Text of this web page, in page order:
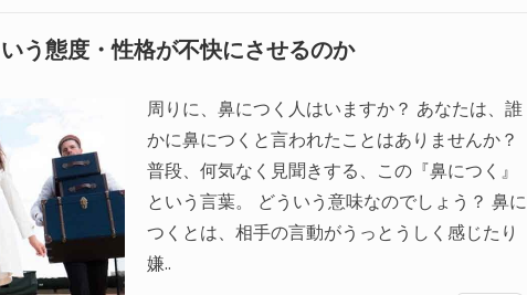
う態度・性格が不快にさせるのか
周りに、鼻につく人はいますか？ あなたは、誰
かに鼻につくと言われたことはありませんか？
普段、何気なく見聞きする、この『鼻につく』
という言葉。 どういう意味なのでしょう？ 鼻に
つくとは、相手の言動がうっとうしく感じたり
嫌..